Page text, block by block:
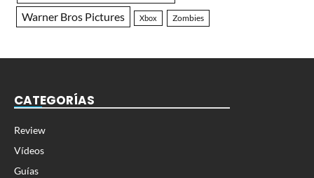
Warner Bros Pictures Xbox Zombies
CATEGORÍAS
Review
Vídeos
Guías